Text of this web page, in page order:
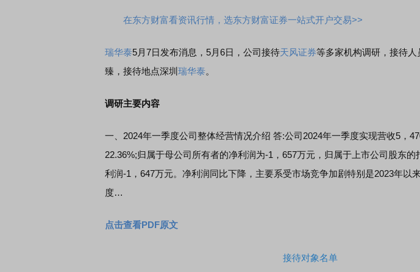
在东方财富看资讯行情，选东方财富证券一站式开户交易>>
瑞华泰5月7日发布消息，5月6日，公司接待天风证券等多家机构调研，接待
臻，接待地点深圳 瑞华泰。
调研主要内容
一、2024年一季度公司整体经营情况介绍 答:公司2024年一季度实现营收5，
22.36%;归属于母公司所有者的净利润为-1，657万元，归属于上市公司股东
利润-1，647万元。净利润同比下降，主要系受市场竞争加剧特别是2023年以
度…
点击查看PDF原文
接待对象名单